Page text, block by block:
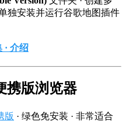
独安装并运行谷歌地图插件
· 介绍
携版浏览器
版 · 绿色免安装 · 非常适合